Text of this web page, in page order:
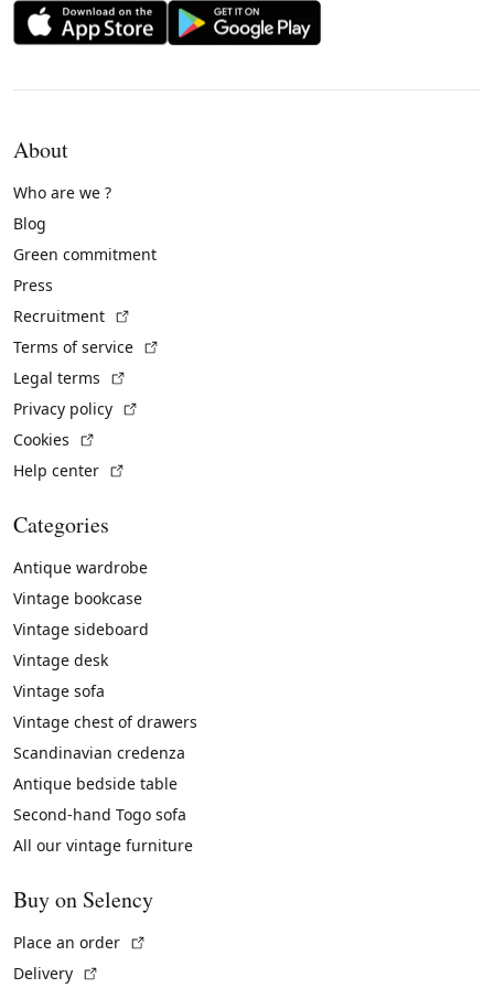
About
Who are we ?
Blog
Green commitment
Press
Recruitment
Terms of service
Legal terms
Privacy policy
Cookies
Help center
Categories
Antique wardrobe
Vintage bookcase
Vintage sideboard
Vintage desk
Vintage sofa
Vintage chest of drawers
Scandinavian credenza
Antique bedside table
Second-hand Togo sofa
All our vintage furniture
Buy on Selency
Place an order
Delivery